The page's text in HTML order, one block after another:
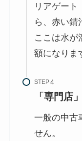
リアゲート
ら、赤い錆
ここは水が
額になりま
STEP
「専門店
一般の中古
せん。